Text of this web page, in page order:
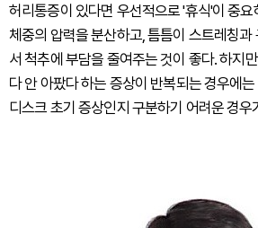
허리통증이 있다면 우선적으로 '휴식'이 중
체중의 압력을 분산하고, 틈틈이 스트레칭과
서 척추에 부담을 줄여주는 것이 좋다. 하지
다 안 아팠다 하는 증상이 반복되는 경우에
디스크 초기 증상인지 구분하기 어려운 경우